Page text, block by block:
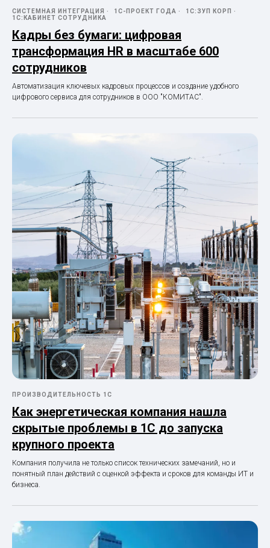
СИСТЕМНАЯ ИНТЕГРАЦИЯ 1С-ПРОЕКТ ГОДА
1С:ЗУП КОРП
1С:КАБИНЕТ СОТРУДНИКА
Кадры без бумаги: цифровая
трансформация HR в масштабе 600
сотрудников
Автоматизация ключевых кадровых процессов и создание удобного
цифрового сервиса для сотрудников в ООО "КОМИТАС".
ПРОИЗВОДИТЕЛЬНОСТЬ 1С
Как энергетическая компания нашла
скрытые проблемы в 1С до запуска
крупного проекта
Компания получила не только список технических замечаний, но и
понятный план действий с оценкой эффекта и сроков для команды ИТ и
бизнеса.